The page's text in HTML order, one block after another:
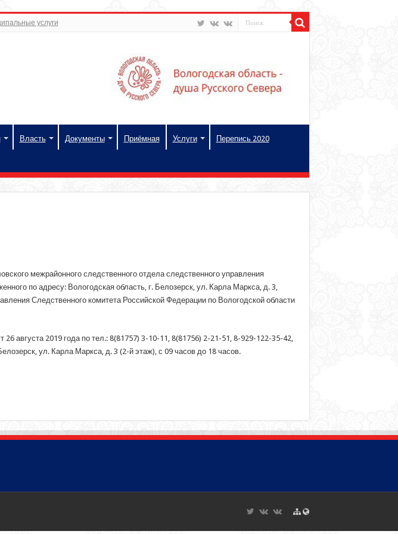
услуги
Власть Документы Приёмная Услуги Перепись 2020
межрайонного следственного отдела следственного управления
по адресу: Вологодская область, г. Белозерск, ул. Карла Маркса, д. 3,
Следственного комитета Российской Федерации по Вологодской области
августа 2019 года по тел.: 8(81757) 3-10-11, 8(81756) 2-21-51, 8-929-122-35-42,
ул. Карла Маркса, д. 3 (2-й этаж), с 09 часов до 18 часов.